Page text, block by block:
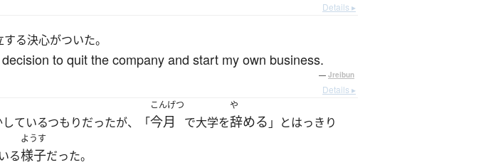
Details ▸
する決心がついた。
to quit the company and start my own business.
— Jreibun
Details ▸
ているつもりだったが、「
こんげつ
今月 で大学を
や
辞める 」とはっきり
る
ようす
様子だった。